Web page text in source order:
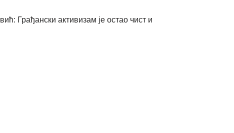
Грађански активизам је остао чист и